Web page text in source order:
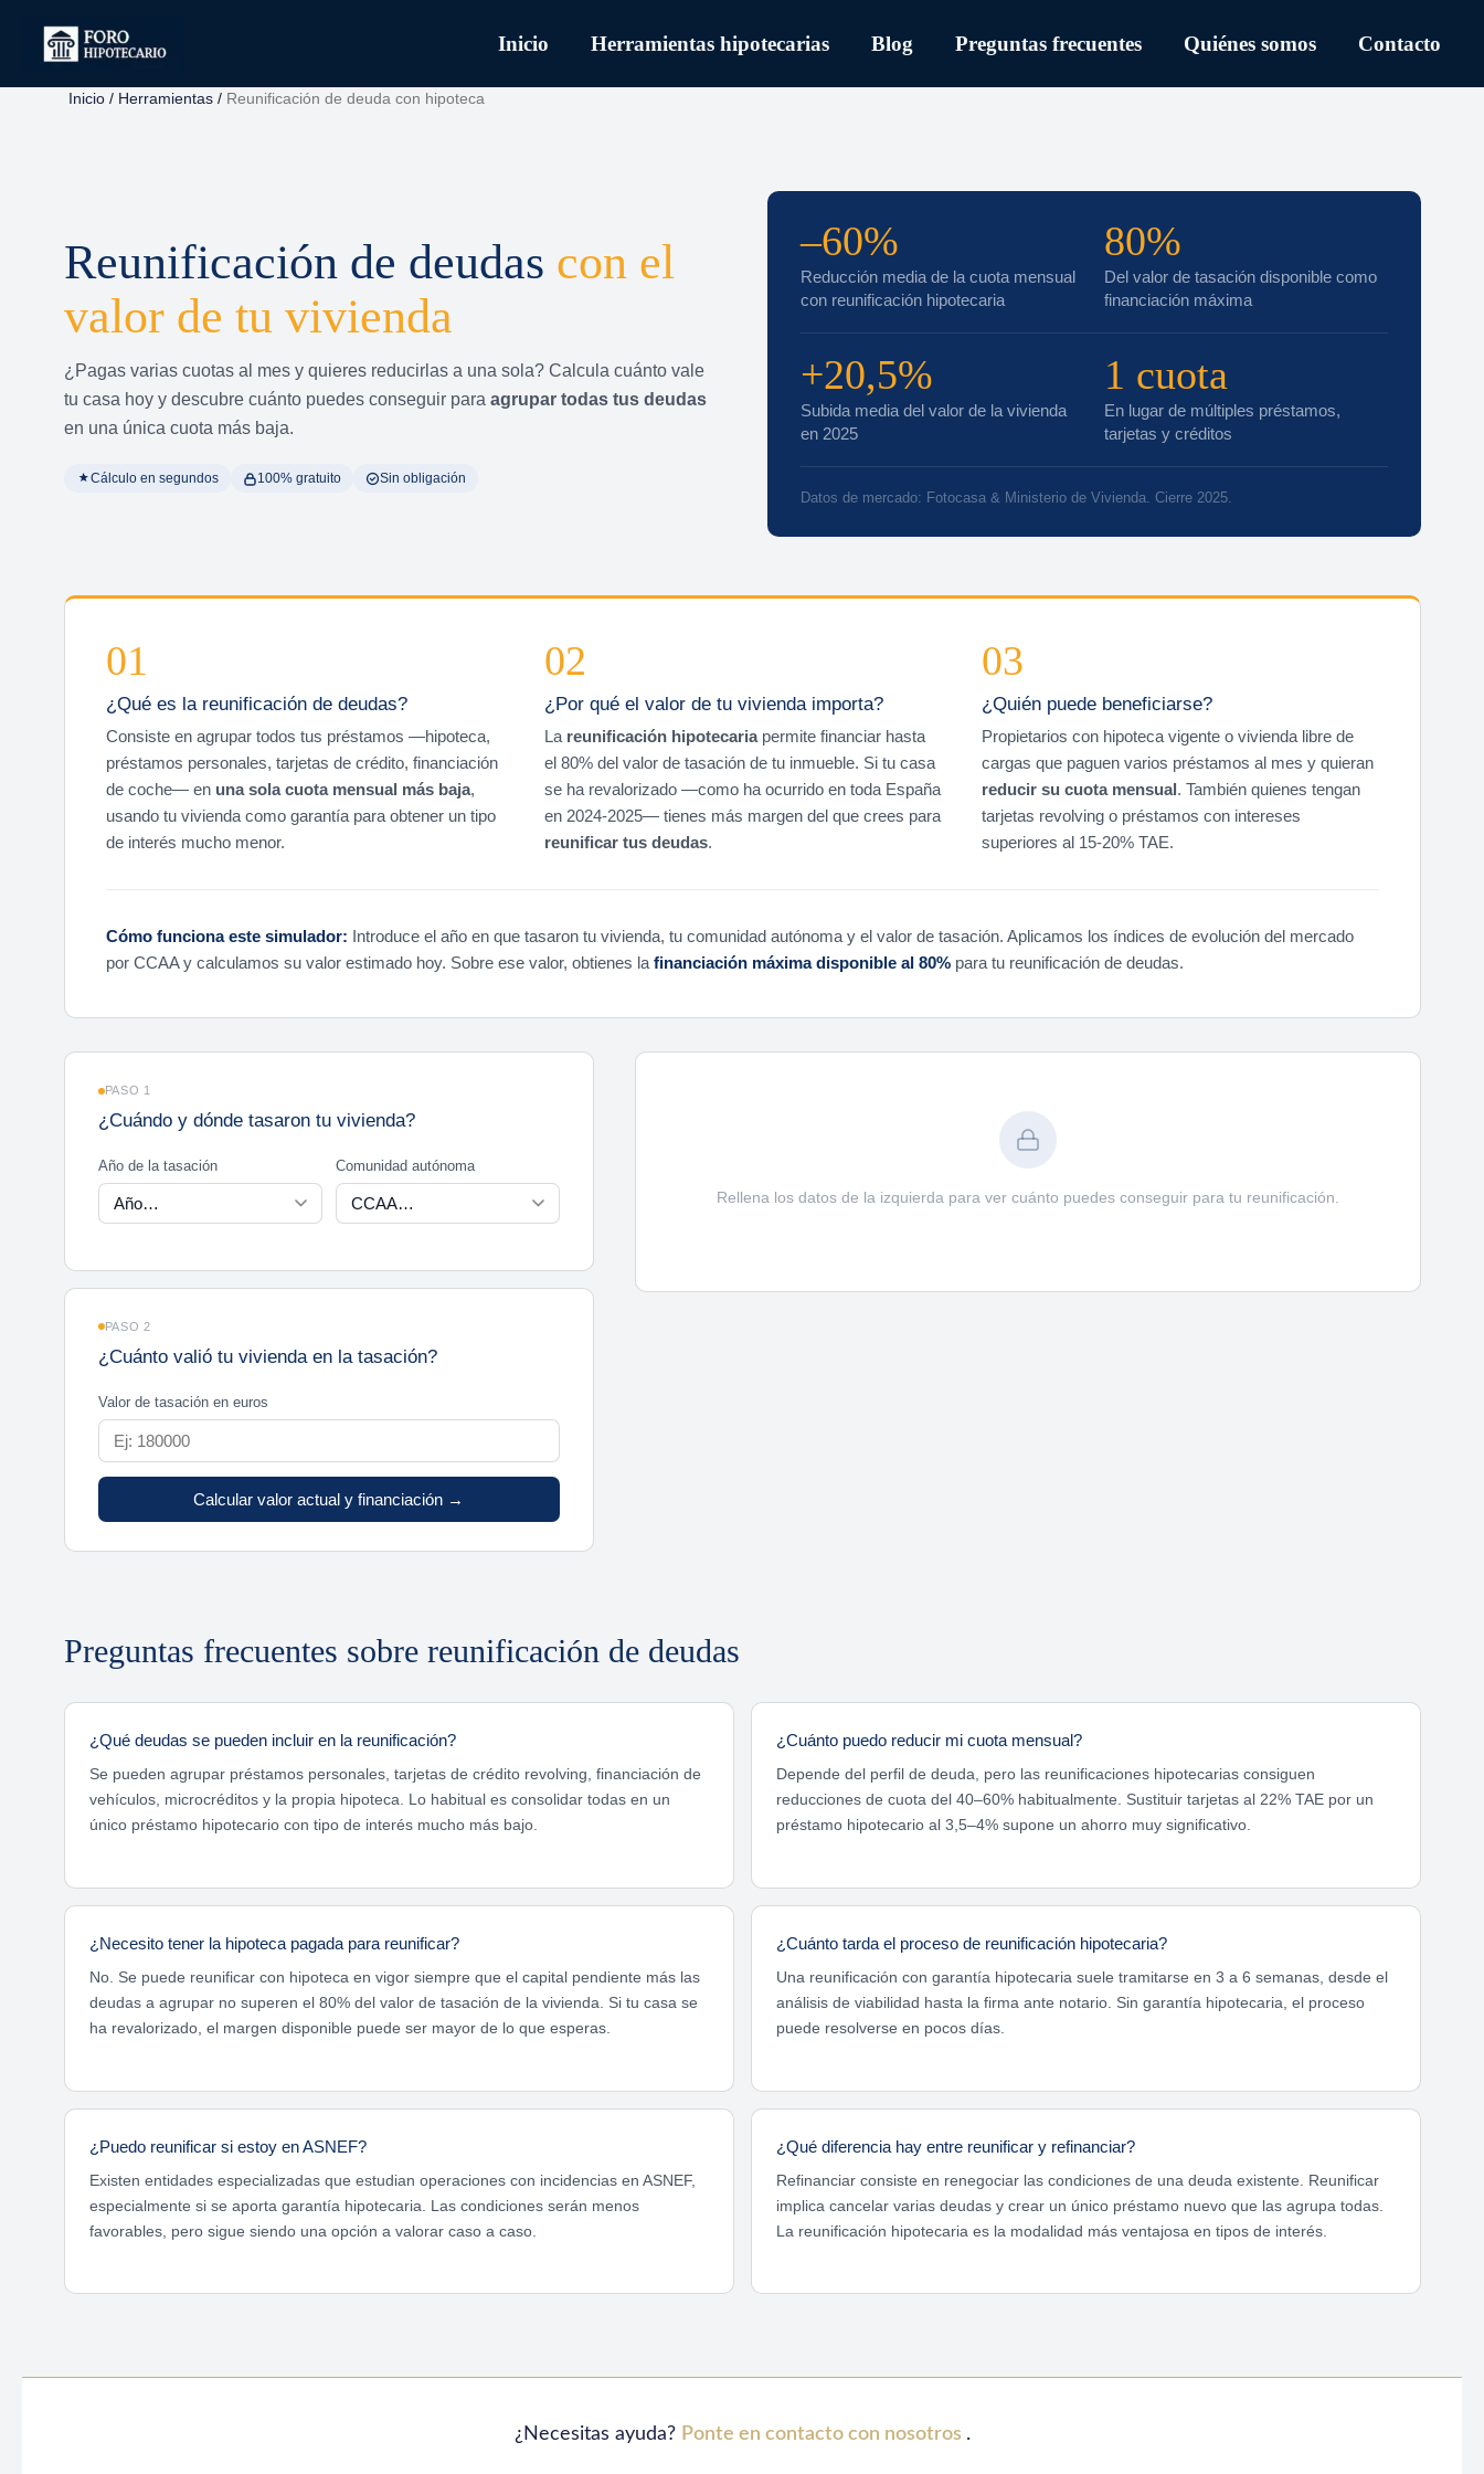
contenido
Inicio Herramientas hipotecarias Blog Preguntas frecuentes Quiénes somos Contacto
Inicio / Herramientas / Reunificación de deuda con hipoteca
Reunificación de deudas con el
valor de tu vivienda
¿Pagas varias cuotas al mes y quieres reducirlas a una sola? Calcula cuánto vale
tu casa hoy y descubre cuánto puedes conseguir para agrupar todas tus deudas
en una única cuota más baja.
Cálculo en segundos 100% gratuito Sin obligación
–60%
Reducción media de la cuota mensual
con reunificación hipotecaria
80%
Del valor de tasación disponible como
financiación máxima
+20,5%
Subida media del valor de la vivienda
en 2025
1 cuota
En lugar de múltiples préstamos,
tarjetas y créditos
Datos de mercado: Fotocasa & Ministerio de Vivienda. Cierre 2025.
01
¿Qué es la reunificación de deudas?
Consiste en agrupar todos tus préstamos —hipoteca,
préstamos personales, tarjetas de crédito, financiación
de coche— en una sola cuota mensual más baja,
usando tu vivienda como garantía para obtener un tipo
de interés mucho menor.
02
¿Por qué el valor de tu vivienda importa?
La reunificación hipotecariapermite financiar hasta
el 80% del valor de tasación de tu inmueble. Si tu casa
se ha revalorizado —como ha ocurrido en toda España
en 2024-2025— tienes más margen del que crees para
reunificar tus deudas.
03
¿Quién puede beneficiarse?
Propietarios con hipoteca vigente o vivienda libre de
cargas que paguen varios préstamos al mes y quieran
reducir su cuota mensual. También quienes tengan
tarjetas revolving o préstamos con intereses
superiores al 15-20% TAE.
Cómo funciona este simulador: Introduce el año en que tasaron tu vivienda, tu comunidad autónoma y el valor de tasación. Aplicamos los índices de evolución del mercado
por CCAA y calculamos su valor estimado hoy. Sobre ese valor, obtienes la financiación máxima disponible al 80% para tu reunificación de deudas.
PASO 1
¿Cuándo y dónde tasaron tu vivienda?
Año de la tasación Comunidad autónoma
PASO 2
¿Cuánto valió tu vivienda en la tasación?
Valor de tasación en euros
Calcular valor actual y financiación →
Rellena los datos de la izquierda para ver cuánto puedes conseguir para tu reunificación.
Preguntas frecuentes sobre reunificación de deudas
¿Qué deudas se pueden incluir en la reunificación?
Se pueden agrupar préstamos personales, tarjetas de crédito revolving, financiación de
vehículos, microcréditos y la propia hipoteca. Lo habitual es consolidar todas en un
único préstamo hipotecario con tipo de interés mucho más bajo.
¿Cuánto puedo reducir mi cuota mensual?
Depende del perfil de deuda, pero las reunificaciones hipotecarias consiguen
reducciones de cuota del 40–60% habitualmente. Sustituir tarjetas al 22% TAE por un
préstamo hipotecario al 3,5–4% supone un ahorro muy significativo.
¿Necesito tener la hipoteca pagada para reunificar?
No. Se puede reunificar con hipoteca en vigor siempre que el capital pendiente más las
deudas a agrupar no superen el 80% del valor de tasación de la vivienda. Si tu casa se
ha revalorizado, el margen disponible puede ser mayor de lo que esperas.
¿Cuánto tarda el proceso de reunificación hipotecaria?
Una reunificación con garantía hipotecaria suele tramitarse en 3 a 6 semanas, desde el
análisis de viabilidad hasta la firma ante notario. Sin garantía hipotecaria, el proceso
puede resolverse en pocos días.
¿Puedo reunificar si estoy en ASNEF?
Existen entidades especializadas que estudian operaciones con incidencias en ASNEF,
especialmente si se aporta garantía hipotecaria. Las condiciones serán menos
favorables, pero sigue siendo una opción a valorar caso a caso.
¿Qué diferencia hay entre reunificar y refinanciar?
Refinanciar consiste en renegociar las condiciones de una deuda existente. Reunificar
implica cancelar varias deudas y crear un único préstamo nuevo que las agrupa todas.
La reunificación hipotecaria es la modalidad más ventajosa en tipos de interés.
¿Necesitas ayuda? Ponte en contacto con nosotros .